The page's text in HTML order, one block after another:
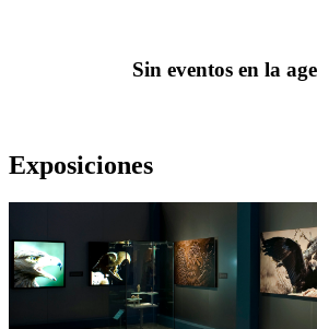
Sin eventos en la
Exposiciones